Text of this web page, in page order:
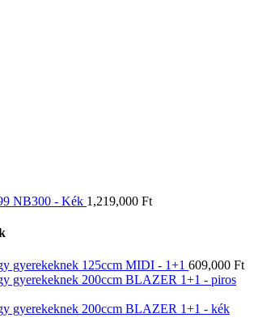
NB300 - Kék 1,219,000 Ft
gyerekeknek 125ccm MIDI - 1+1 609,000 Ft
gyerekeknek 200ccm BLAZER 1+1 - piros
gyerekeknek 200ccm BLAZER 1+1 - kék